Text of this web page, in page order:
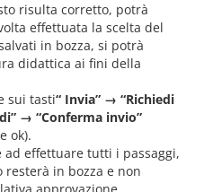
risulta corretto, potrà
effettuata la scelta del
in bozza, si potrà
didattica ai fini della
sui tasti“ Invia” → “Richiedi
→ “Conferma invio”
ok).
effettuare tutti i passaggi,
in bozza e non